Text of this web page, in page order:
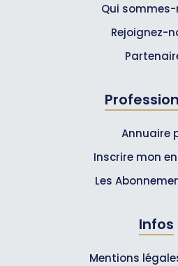
Qui sommes-
Rejoignez-
Annuaire
Inscrire mon
Les
Infos
Mentions